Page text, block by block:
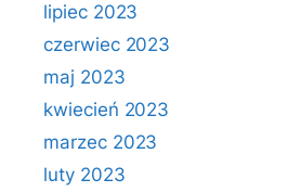
lipiec 2023
czerwiec 2023
maj 2023
kwiecień 2023
marzec 2023
luty 2023